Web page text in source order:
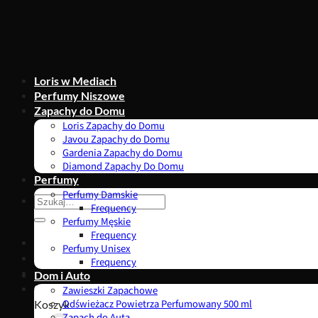
Szukaj:
0,00zł
Koszyk
Loris w Mediach
Perfumy Niszowe
Zapachy do Domu
Loris Zapachy do Domu
Javou Zapachy do Domu
Gardenia Zapachy do Domu
Diamond Zapachy Do Domu
Perfumy
Perfumy Damskie
Frequency
Perfumy Męskie
Frequency
Perfumy Unisex
Frequency
Dom i Auto
Zawieszki Zapachowe
Odświeżacz Powietrza Perfumowany 500 ml